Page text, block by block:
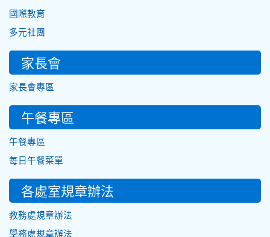
國際教育
多元社團
家長會
家長會專區
午餐專區
午餐專區
每日午餐菜單
各處室規章辦法
教務處規章辦法
學務處規章辦法